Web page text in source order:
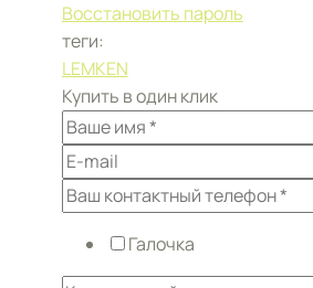
Восстановить пароль
теги:
LEMKEN
Купить в один клик
Галочка